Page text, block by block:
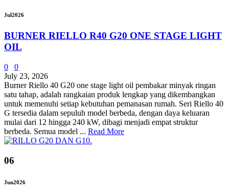
Jul2026
BURNER RIELLO R40 G20 ONE STAGE LIGHT
OIL
0
0
July 23, 2026
Burner Riello 40 G20 one stage light oil pembakar minyak ringan
satu tahap, adalah rangkaian produk lengkap yang dikembangkan
untuk memenuhi setiap kebutuhan pemanasan rumah. Seri Riello 40
G tersedia dalam sepuluh model berbeda, dengan daya keluaran
mulai dari 12 hingga 240 kW, dibagi menjadi empat struktur
berbeda. Semua model ... Read More
06
Jun2026